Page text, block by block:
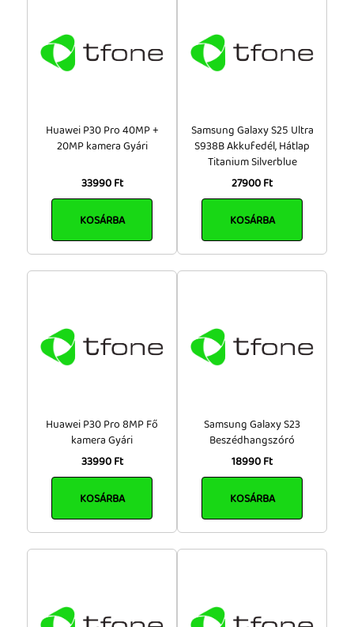
50 000 - 100 000 Ft
100 000 Ft felett
Huawei P30 Pro 40MP +
20MP kamera Gyári
33990 Ft
KOSÁRBA
Samsung Galaxy S25 Ultra
S938B Akkufedél, Hátlap
Titanium Silverblue
27900 Ft
KOSÁRBA
Huawei P30 Pro 8MP Fő
kamera Gyári
33990 Ft
KOSÁRBA
Samsung Galaxy S23
Beszédhangszóró
18990 Ft
KOSÁRBA
Információk
Cégünkről, elérhetőségek